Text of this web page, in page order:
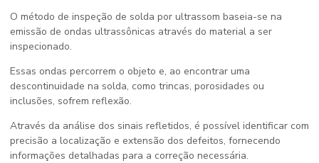
O método de inspeção de solda por ultrassom baseia-se na
emissão de ondas ultrassônicas através do material a ser
inspecionado.
Essas ondas percorrem o objeto e, ao encontrar uma
descontinuidade na solda, como trincas, porosidades ou
inclusões, sofrem reflexão.
Através da análise dos sinais refletidos, é possível identificar com
precisão a localização e extensão dos defeitos, fornecendo
informações detalhadas para a correção necessária.